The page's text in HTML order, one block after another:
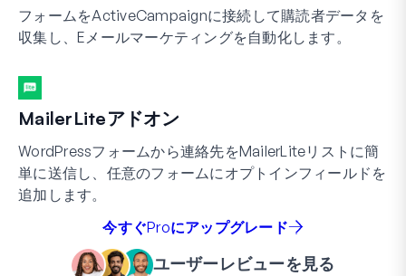
フォームをActiveCampaignに接続して購読者データを
収集し、Eメールマーケティングを自動化します。
MailerLiteアドオン
WordPressフォームから連絡先をMailerLiteリストに簡
単に送信し、任意のフォームにオプトインフィールドを
追加します。
今すぐProにアップグレード
ユーザーレビューを見る